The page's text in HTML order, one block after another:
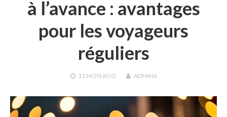
à l’avance : avantages
pour les voyageurs
réguliers
11 MOISAGO ADMIN6